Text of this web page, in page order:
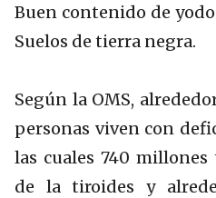
Buen contenido de
Suelos de tierra negra.
Según la OMS,
personas viven con
las cuales 740
de la tiroides y